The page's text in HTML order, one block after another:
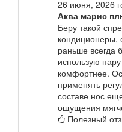
26 июня, 2026
Аква марис
Беру такой
кондиционеры,
раньше всегда
использую
комфортнее.
применять
составе нос
ощущения
Полезный